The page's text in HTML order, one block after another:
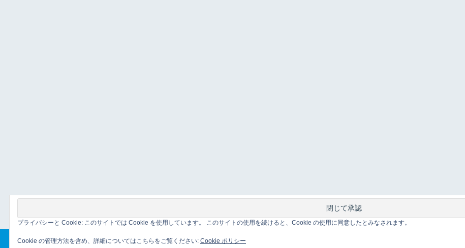
プライバシーと Cookie: このサイトでは Cookie を使用しています。 このサイトの使用を続けると、Cookie の使用に同意したとみなされます。
Cookie の管理方法を含め、詳細についてはこちらをご覧ください: Cookie ポリシー